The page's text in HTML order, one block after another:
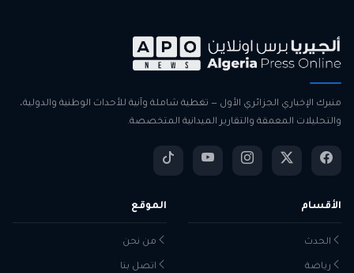
منبرك الإخباري الجزائري الأول — تغطية شاملة وآنية للأحداث الوطنية والدولية،
والتحليلات المعمقة والتقارير الميدانية المتخصصة.
الأقسام
الحدث
رياضة
الموقع
من نحن
اتصل بنا